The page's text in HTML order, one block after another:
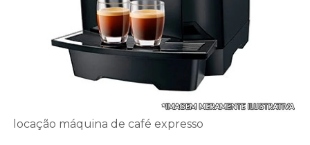
locação máquina de café expresso